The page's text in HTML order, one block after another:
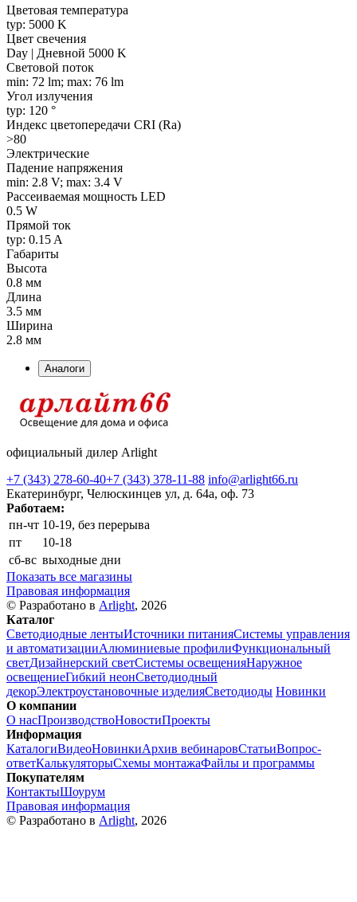
Цветовая температура
typ: 5000 K
Цвет свечения
Day | Дневной 5000 K
Световой поток
min: 72 lm; max: 76 lm
Угол излучения
typ: 120 °
Индекс цветопередачи CRI (Ra)
>80
Электрические
Падение напряжения
min: 2.8 V; max: 3.4 V
Рассеиваемая мощность LED
0.5 W
Прямой ток
typ: 0.15 A
Габариты
Высота
0.8 мм
Длина
3.5 мм
Ширина
2.8 мм
Аналоги
официальный дилер Arlight
+7 (343) 278-60-40+7 (343) 378-11-88 info@arlight66.ru
Екатеринбург, Челюскинцев ул, д. 64а, оф. 73
Работаем:
пн-чт 10-19, без перерыва
пт
10-18
сб-вс выходные дни
Показать все магазины
Правовая информация
© Разработано в Arlight, 2026
Каталог
Светодиодные лентыИсточники питанияСистемы управления
и автоматизацииАлюминиевые профилиФункциональный
светДизайнерский светСистемы освещенияНаружное
освещениеГибкий неонСветодиодный
декорЭлектроустановочные изделияСветодиоды Новинки
О компании
О насПроизводствоНовостиПроекты
Информация
КаталогиВидеоНовинкиАрхив вебинаровСтатьиВопрос-
ответКалькуляторыСхемы монтажаФайлы и программы
Покупателям
КонтактыШоурум
Правовая информация
© Разработано в Arlight, 2026